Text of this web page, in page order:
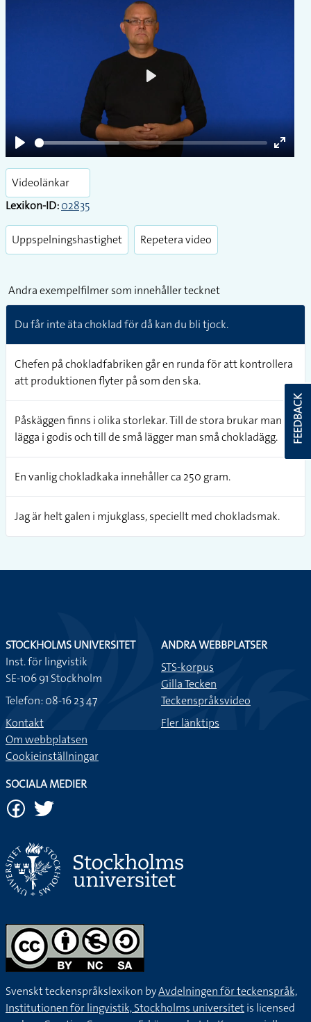
Play
Enter
Videolänkar
Lexikon-ID:02835
Uppspelningshastighet Repetera video
Andra exempelfilmer som innehåller tecknet
Du får inte äta choklad för då kan du bli tjock.
Chefen på chokladfabriken går en runda för att kontrollera
att produktionen flyter på som den ska.
Påskäggen finns i olika storlekar. Till de stora brukar man
lägga i godis och till de små lägger man små chokladägg.
En vanlig chokladkaka innehåller ca 250 gram.
Jag är helt galen i mjukglass, speciellt med chokladsmak.
FEEDBACK
STOCKHOLMS UNIVERSITET
Inst. för lingvistik
SE-106 91 Stockholm
Telefon: 08-16 23 47
Kontakt
Om webbplatsen
Cookieinställningar
ANDRA WEBBPLATSER
STS-korpus
Gilla Tecken
Teckenspråksvideo
Fler länktips
SOCIALA MEDIER
Svenskt teckenspråkslexikon byAvdelningen för teckenspråk,
Institutionen för lingvistik, Stockholms universitetis licensed